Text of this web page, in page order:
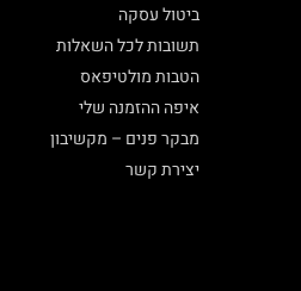
ביטול עסקה
תשובות לכל השאלות
הטבות מולטיפאס
איפה ההזמנה שלי
מבקר פנים – מקשיבון
יצירת קשר